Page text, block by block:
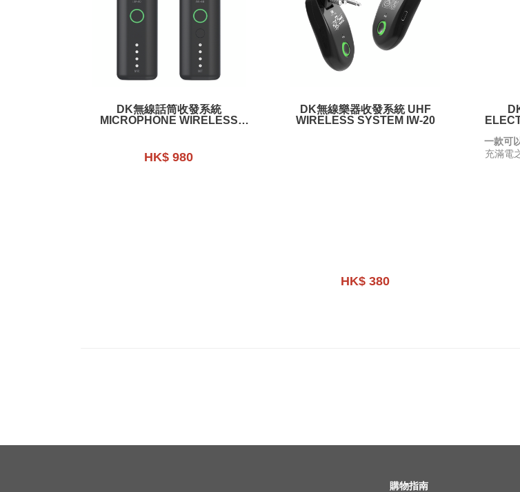
DK無線話筒收發系統
MICROPHONE WIRELESS
HK$ 980
DK無線樂器收發系統 UHF
WIRELESS SYSTEM IW-20
HK$ 380
一款可
充滿電
購物指南